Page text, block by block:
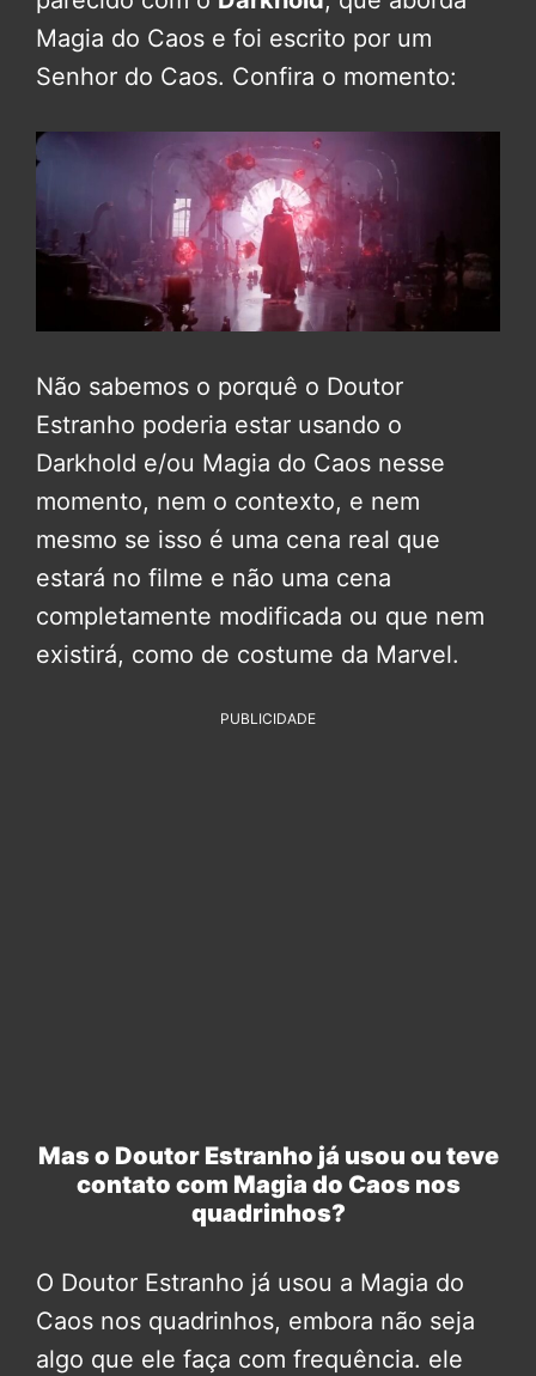
Magia do Caos e foi escrito por um
Senhor do Caos. Confira o momento:
Não sabemos o porquê o Doutor
Estranho poderia estar usando o
Darkhold e/ou Magia do Caos nesse
momento, nem o contexto, e nem
mesmo se isso é uma cena real que
estará no filme e não uma cena
completamente modificada ou que nem
existirá, como de costume da Marvel.
PUBLICIDADE
Mas o Doutor Estranho já usou ou teve
contato com Magia do Caos nos
quadrinhos?
O Doutor Estranho já usou a Magia do
Caos nos quadrinhos, embora não seja
algo que ele faça com frequência. ele